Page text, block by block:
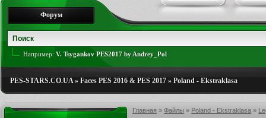
Форум
Например: V. Tsygankov PES2017 by Andrey_Pol
PES-STARS.CO.UA» Faces PES 2016 & PES 2017 » Poland - Ekstraklasa
Главная » Файлы » Poland - Ekstraklasa »